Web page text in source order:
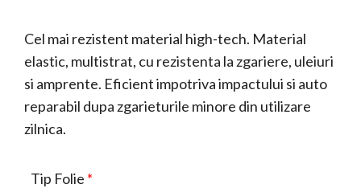
Cel mai rezistent material high-tech. Material
elastic, multistrat, cu rezistenta la zgariere, uleiuri
si amprente. Eficient impotriva impactului si auto
reparabil dupa zgarieturile minore din utilizare
zilnica.
Tip Folie *